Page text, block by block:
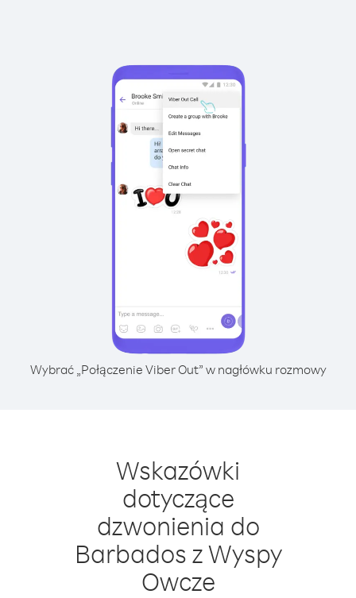
Wybrać „Połączenie Viber Out” w nagłówku rozmowy
Wskazówki
dotyczące
dzwonienia do
Barbados z Wyspy
Owcze